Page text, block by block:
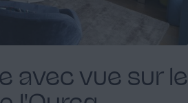
avec vue sur le